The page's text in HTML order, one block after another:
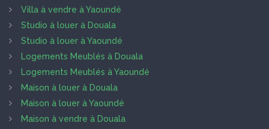
Villa à vendre à Yaoundé
Studio à louer à Douala
Studio à louer à Yaoundé
Logements Meublés à Douala
Logements Meublés à Yaoundé
Maison à louer à Douala
Maison à louer à Yaoundé
Maison à vendre à Douala